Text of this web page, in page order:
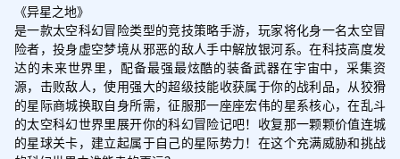
《异星之地》
是一款太空科幻冒险类型的竞技策略手游，玩家将化身一名太空冒
险者，投身虚空梦境从邪恶的敌人手中解放银河系。在科技高度发
达的未来世界里，配备最强最炫酷的装备武器在宇宙中，采集资
源，击败敌人，使用强大的超级技能收获属于你的战利品，从狡猾
的星际商城换取自身所需，征服那一座座宏伟的星系核心，在乱斗
的太空科幻世界里展开你的科幻冒险记吧！收复那一颗颗价值连城
的星球关卡，建立起属于自己的星际势力！在这个充满威胁和挑战